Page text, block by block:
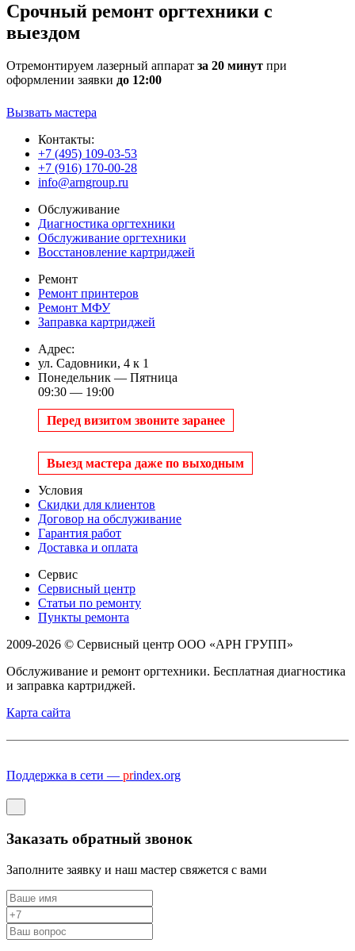
Срочный ремонт оргтехники с
выездом
Отремонтируем лазерный аппарат за 20 минут при
оформлении заявки до 12:00
Вызвать мастера
Контакты:
+7 (495) 109-03-53
+7 (916) 170-00-28
info@arngroup.ru
Обслуживание
Диагностика оргтехники
Обслуживание оргтехники
Восстановление картриджей
Ремонт
Ремонт принтеров
Ремонт МФУ
Заправка картриджей
Адрес:
ул. Садовники, 4 к 1
Понедельник — Пятница
09:30 — 19:00
Перед визитом звоните заранее
Выезд мастера даже по выходным
Условия
Скидки для клиентов
Договор на обслуживание
Гарантия работ
Доставка и оплата
Сервис
Сервисный центр
Статьи по ремонту
Пункты ремонта
2009-2026 © Сервисный центр ООО «АРН ГРУПП»
Обслуживание и ремонт оргтехники. Бесплатная диагностика
и заправка картриджей.
Карта сайта
Поддержка в сети — prindex.org
Заказать обратный звонок
Заполните заявку и наш мастер свяжется с вами